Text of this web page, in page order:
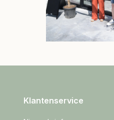
Klantenservice